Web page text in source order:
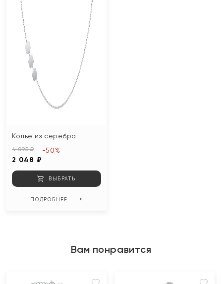
Колье из серебра
4 095 ₽
2 048 ₽
-50%
ВЫБРАТЬ
ПОДРОБНЕЕ
Вам понравится